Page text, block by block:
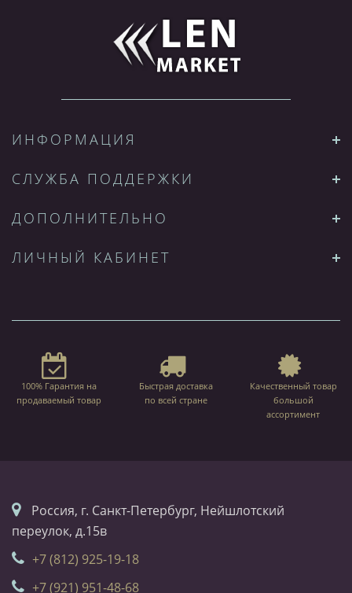
ИНФОРМАЦИЯ
СЛУЖБА ПОДДЕРЖКИ
ДОПОЛНИТЕЛЬНО
ЛИЧНЫЙ КАБИНЕТ
100% Гарантия на
продаваемый товар
Быстрая доставка
по всей стране
Качественный товар
большой
ассортимент
Россия, г. Санкт-Петербург, Нейшлотский
переулок, д.15в
+7 (812) 925-19-18
+7 (921) 951-48-68